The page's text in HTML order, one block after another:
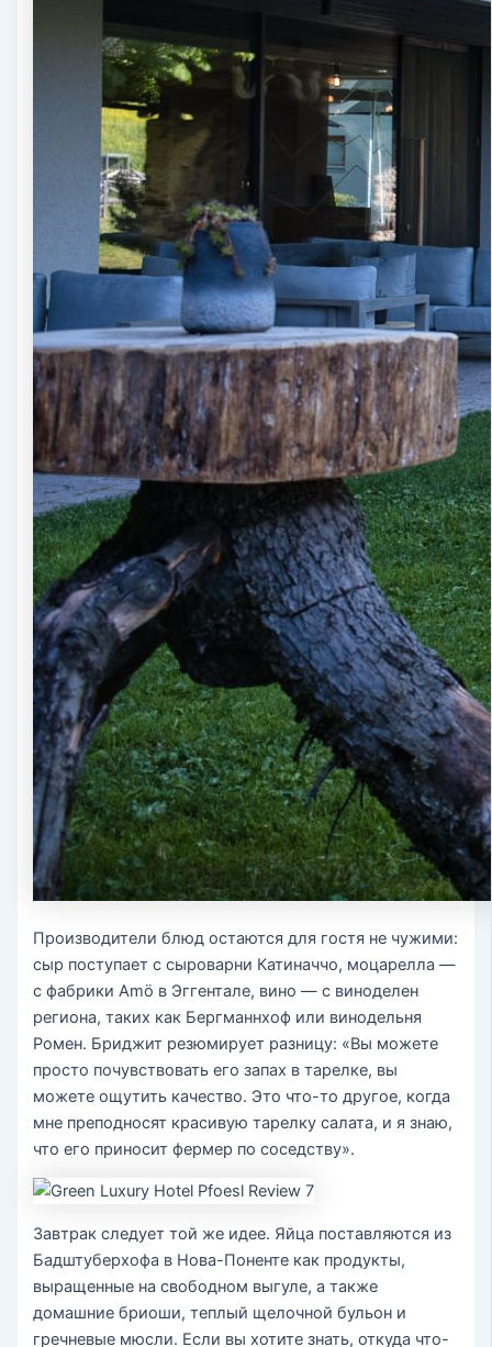
Производители блюд остаются для гостя не чужими:
сыр поступает с сыроварни Катиначчо, моцарелла —
с фабрики Amö в Эггентале, вино — с виноделен
региона, таких как Бергманнхоф или винодельня
Ромен. Бриджит резюмирует разницу: «Вы можете
просто почувствовать его запах в тарелке, вы
можете ощутить качество. Это что-то другое, когда
мне преподносят красивую тарелку салата, и я знаю,
что его приносит фермер по соседству».
Завтрак следует той же идее. Яйца поставляются из
Бадштуберхофа в Нова-Поненте как продукты,
выращенные на свободном выгуле, а также
домашние бриоши, теплый щелочной бульон и
гречневые мюсли. Если вы хотите знать, откуда что-